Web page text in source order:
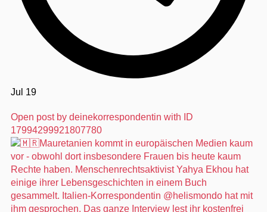
Jul 19
Open post by deinekorrespondentin with ID
17994299921807780